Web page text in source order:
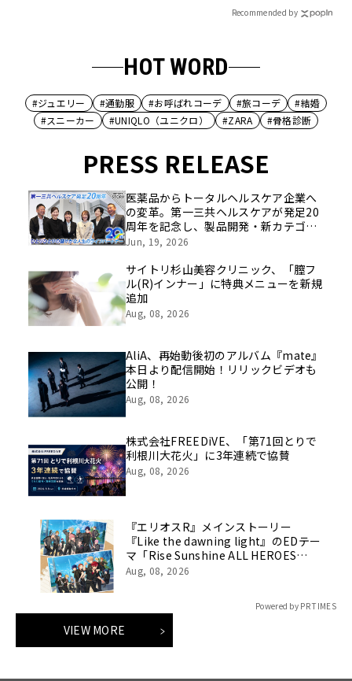
Recommended by
HOT WORD
#ジュエリー #通勤服 #お呼ばれコーデ #旅コーデ
#結婚
#スニーカー
#UNIQLO（ユニクロ） #ZARA #骨格診断
PRESS RELEASE
医薬品からトータルヘルスケア企業へ
の変革。第一三共ヘルスケアが発足20
周年を記念し、製品開発・新カテゴリ
挑戦の舞台や旧社統合時のエピソード
像を公開！
Jun, 19, 2026
サイトリ杉山美容クリニック、「膣フ
ル(R)インナー」に特典メニューを新規
追加
Aug, 08, 2026
AliA、再始動後初のアルバム『mate』
本日より配信開始！リリックビデオも
公開！
Aug, 08, 2026
株式会社FREEDiVE、「第71回とりで
利根川大花火」に3年連続で協賛
Aug, 08, 2026
『エリオスR』メインストーリー
『Like the dawning light』のEDテー
マ「Rise Sunshine ALL HEROES
Ver.」がフルサイズ配信決定！
Aug, 08, 2026
Powered by PR TIMES
VIEW MORE